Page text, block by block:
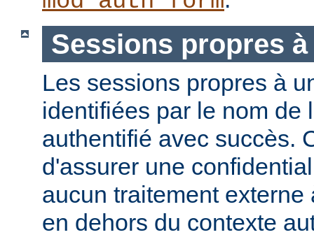
Sessions propres
Les sessions propres à
identifiées par le nom de
authentifié avec succès.
d'assurer une
aucun traitement
en dehors du contexte